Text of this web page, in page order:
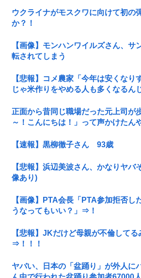
ウクライナがモスクワに向けて初の
か？！
【画像】モンハンワイルズさん、サ
転されてしまう
【悲報】コメ農家「今年は安くなり
じゃ米作りをやめる人も多くなるん
正面から昔同じ職場だった元上司が
～！こんにちは！」って声かけたん
【速報】黒柳徹子さん 93歳
【悲報】浜辺美波さん、かなりヤバ
像あり)
【画像】PTA会長「PTA参加拒否し
うなってもいい？」⇒！
【悲報】JKだけど母親が不倫してる
⇒！！！
ヤバい、日本の「盆踊り」が外人に